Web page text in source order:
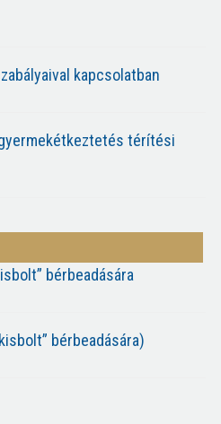
kapcsolatban
térítési
bérbeadására
bérbeadására)